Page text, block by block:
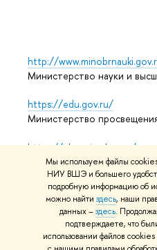
Мы используем файлы
НИУ ВШЭ и большего
подробную информацию об
можно найти здесь, наши
данных –здесь.
подтверждаете, что
использовании файлов
http://
Министерство науки и
https://edu.gov.ru/
Министерство
https://elearning.hse.ru/
Массовые открытые
© НИУ ВШЭ 1993–2026 Адреса
использования материалов
Карта сайта